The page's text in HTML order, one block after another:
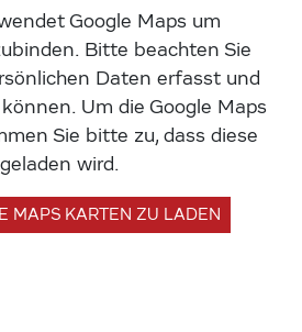
Google Maps um
Bitte beachten Sie
Daten erfasst und
Um die Google Maps
Sie bitte zu, dass diese
wird.
MAPS KARTEN ZU LADEN